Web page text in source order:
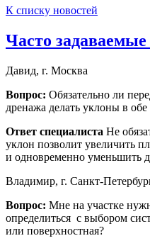
К списку новостей
Часто
Давид, г. Москва
Вопрос: Обязательно ли
дренажа делать уклоны в
Ответ специалиста Не
уклон позволит увеличить
и одновременно уменьшить
Владимир, г. Санкт-
Вопрос: Мне на участке
определиться с выбором
или поверхностная?